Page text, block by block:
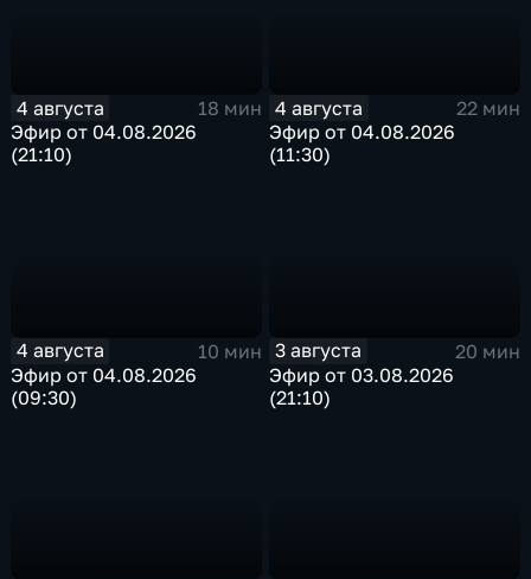
4 августа
18 мин
Эфир от 04.08.2026
(21:10)
4 августа
22 мин
Эфир от 04.08.2026
(11:30)
4 августа
10 мин
Эфир от 04.08.2026
(09:30)
3 августа
20 мин
Эфир от 03.08.2026
(21:10)